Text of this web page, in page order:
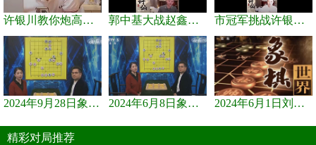
许银川教你炮高兵士象全如何赢士象全，简单四步即可 郭中基大战赵鑫鑫，许银川激情讲解 市冠军挑战许银川，急进中兵变化真激烈！
2024年9月28日象棋世界栏目，刘君、蒋川讲解了第九届杨官璘杯象棋... 2024年6月8日象棋世界，刘君、蒋川讲解了第九届杨官璘杯全国象棋... 2024年6月1日刘君、蒋川讲解第三届上海杯象棋大师赛谢靖与李少庚...
精彩对局推荐